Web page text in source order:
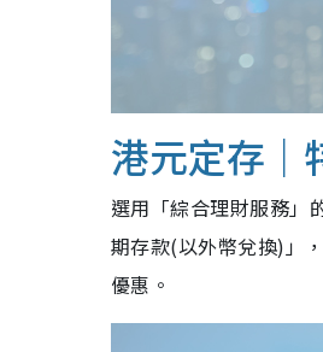
港元定存｜
選用「綜合理財服務」
期存款(以外幣兌換)」
優惠。